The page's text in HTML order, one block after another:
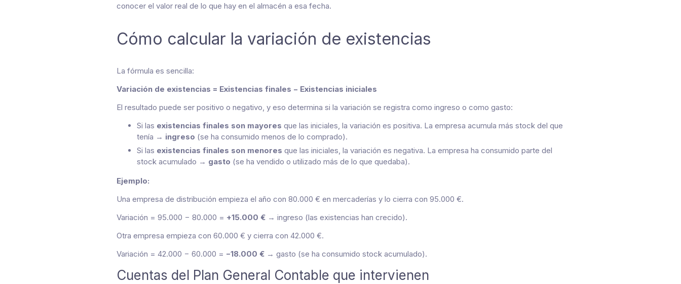
conocer el valor real de lo que hay en el almacén a esa fecha.
Cómo calcular la variación de existencias
La fórmula es sencilla:
Variación de existencias = Existencias finales − Existencias iniciales
El resultado puede ser positivo o negativo, y eso determina si la variación se registra como ingreso o como gasto:
Si las existencias finales son mayores que las iniciales, la variación es positiva. La empresa acumula más stock del que
tenía → ingreso (se ha consumido menos de lo comprado).
Si las existencias finales son menores que las iniciales, la variación es negativa. La empresa ha consumido parte del
stock acumulado → gasto (se ha vendido o utilizado más de lo que quedaba).
Ejemplo:
Una empresa de distribución empieza el año con 80.000 € en mercaderías y lo cierra con 95.000 €.
Variación = 95.000 − 80.000 = +15.000 €→ ingreso (las existencias han crecido).
Otra empresa empieza con 60.000 € y cierra con 42.000 €.
Variación = 42.000 − 60.000 = −18.000 €→ gasto (se ha consumido stock acumulado).
Cuentas del Plan General Contable que intervienen